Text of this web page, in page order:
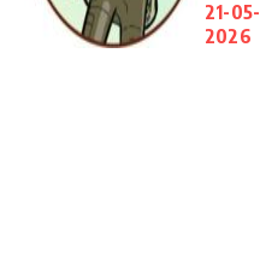
21-05-
2026